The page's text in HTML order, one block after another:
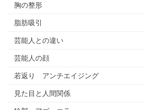
胸の整形
脂肪吸引
芸能人との違い
芸能人の顔
若返り アンチエイジング
見た目と人間関係